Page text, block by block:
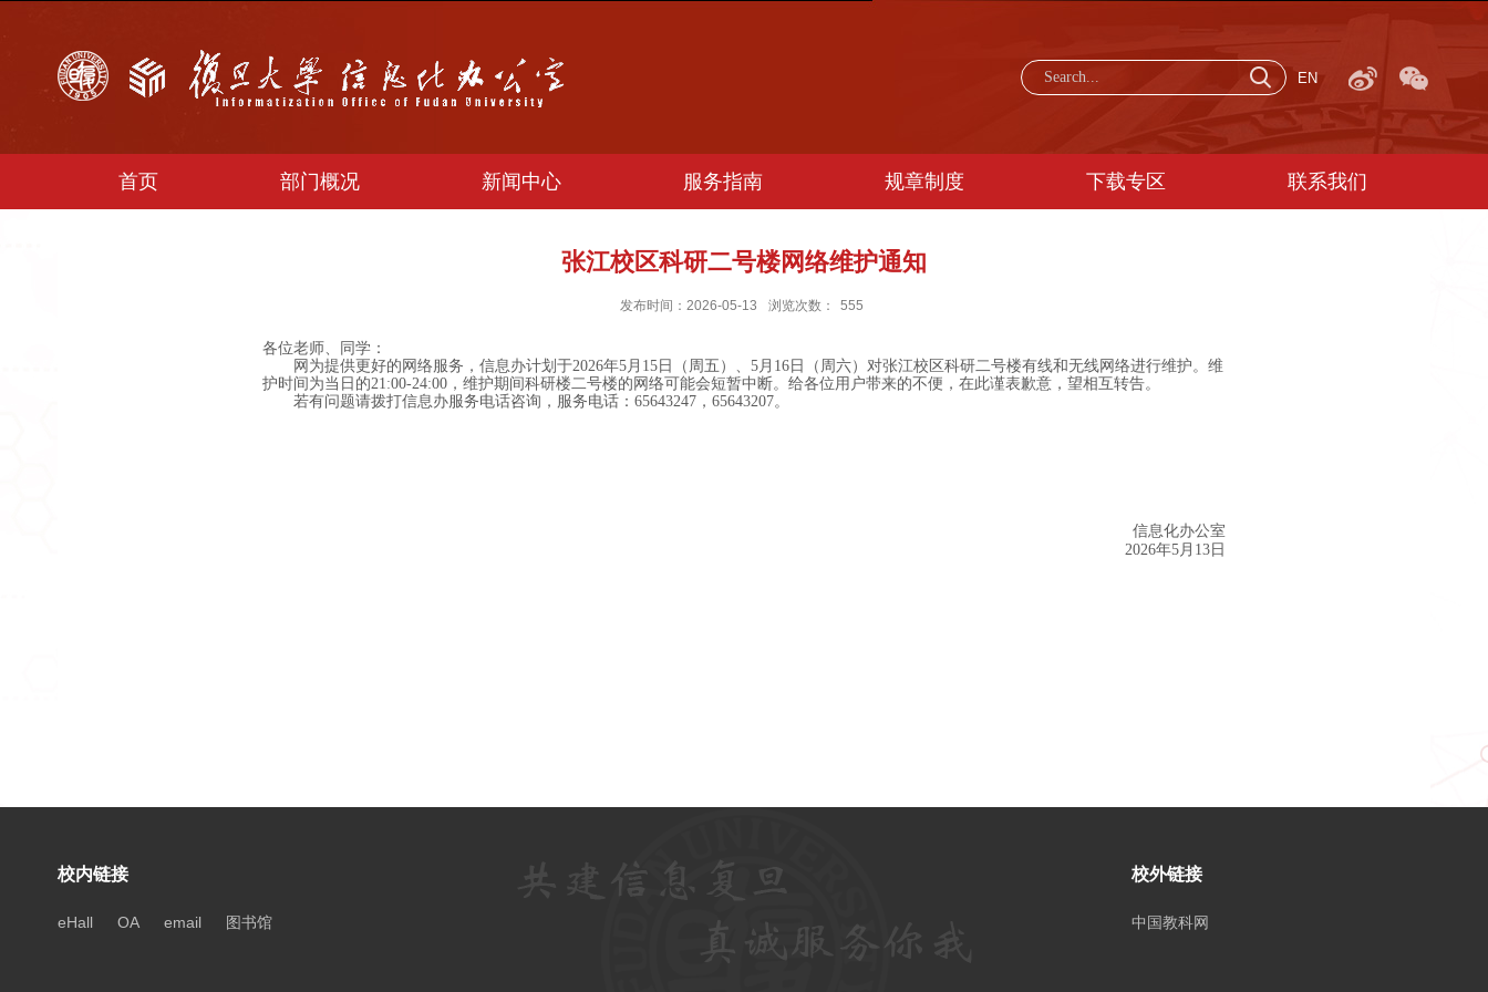
EN
首页 部门概况 新闻中心 服务指南 规章制度 下载专区 联系我们
张江校区科研二号楼网络维护通知
发布时间：2026-05-13 浏览次数： 555
各位老师、同学：
网为提供更好的网络服务，信息办计划于2026年5月15日（周五）、5月16日（周六）对张江校区科研二号楼有线和无线网络进行维护。维
护时间为当日的21:00-24:00，维护期间科研楼二号楼的网络可能会短暂中断。给各位用户带来的不便，在此谨表歉意，望相互转告。
若有问题请拨打信息办服务电话咨询，服务电话：65643247，65643207。
信息化办公室
2026年5月13日
校内链接
eHall OA email 图书馆
校外链接
中国教科网